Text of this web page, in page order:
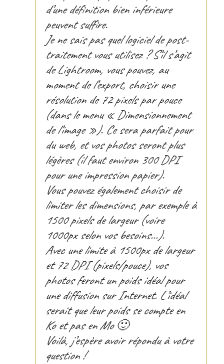
d’une définition bien inférieure
peuvent suffire.
Je ne sais pas quel logiciel de post-
traitement vous utilisez ? S’il s’agit
de Lightroom, vous pouvez, au
moment de l’export, choisir une
résolution de 72 pixels par pouce
(dans le menu « Dimensionnement
de l’image »). Ce sera parfait pour
du web, et vos photos seront plus
légères (il faut environ 300 DPI
pour une impression papier).
Vous pouvez également choisir de
limiter les dimensions, par exemple à
1500 pixels de largeur (voire
1000px selon vos besoins…).
Avec une limite à 1500px de largeur
et 72 DPI (pixels/pouce), vos
photos feront un poids idéal pour
une diffusion sur Internet. L’idéal
serait que leur poids se compte en
Ko et pas en Mo 🙂
Voilà, j’espère avoir répondu à votre
question !